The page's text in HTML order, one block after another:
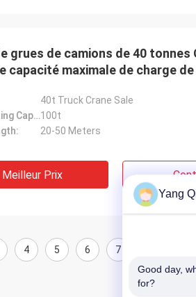
grues de camions de 40 tonnes
capacité maximale de charge
40t Truck Crane Sale
Rated Lifting Capacity:100t
20-50 Meters
Meilleur Prix
4 5 6 7
Yang
Good day,
for?